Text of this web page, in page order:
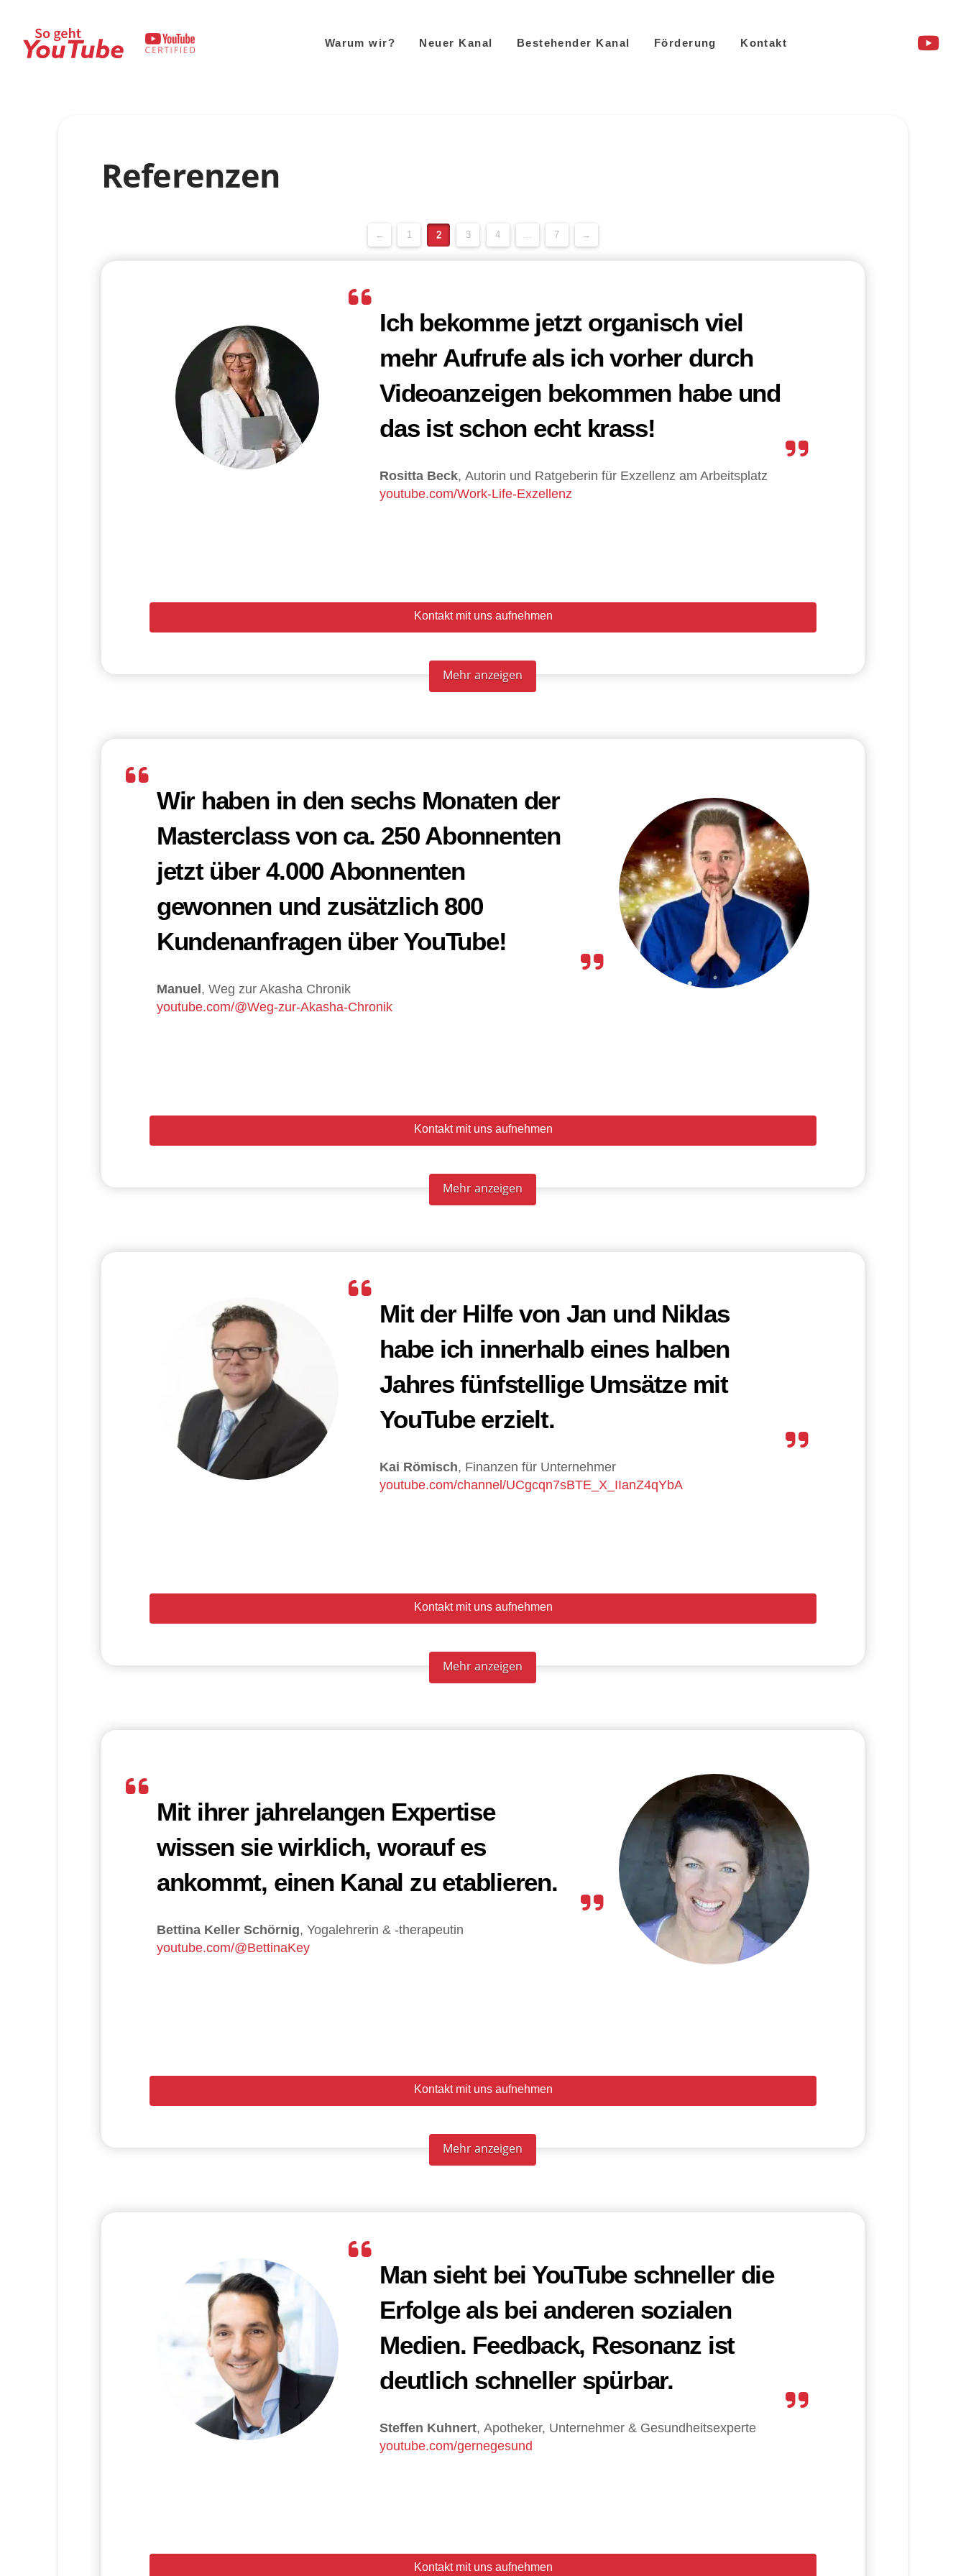
Warum wir? Neuer Kanal Bestehender Kanal Förderung Kontakt
Referenzen
← 1 2 3 4 7 →
Ich bekomme jetzt organisch viel
mehr Aufrufe als ich vorher durch
Videoanzeigen bekommen habe und
das ist schon echt krass!
Rositta Beck,Autorin und Ratgeberin für Exzellenz am Arbeitsplatz
youtube.com/Work-Life-Exzellenz
Kontakt mit uns aufnehmen
Mehr anzeigen
Wir haben in den sechs Monaten der
Masterclass von ca. 250 Abonnenten
jetzt über 4.000 Abonnenten
gewonnen und zusätzlich 800
Kundenanfragen über YouTube!
Manuel , Weg zur Akasha Chronik
youtube.com/@Weg-zur-Akasha-Chronik
Kontakt mit uns aufnehmen
Mehr anzeigen
Mit der Hilfe von Jan und Niklas
habe ich innerhalb eines halben
Jahres fünfstellige Umsätze mit
YouTube erzielt.
Kai Römisch, Finanzen für Unternehmer
youtube.com/channel/UCgcqn7sBTE_X_IIanZ4qYbA
Kontakt mit uns aufnehmen
Mehr anzeigen
Mit ihrer jahrelangen Expertise
wissen sie wirklich, worauf es
ankommt, einen Kanal zu etablieren.
Bettina Keller Schörnig, Yogalehrerin & -therapeutin
youtube.com/@BettinaKey
Kontakt mit uns aufnehmen
Mehr anzeigen
Man sieht bei YouTube schneller die
Erfolge als bei anderen sozialen
Medien. Feedback, Resonanz ist
deutlich schneller spürbar.
Steffen Kuhnert,Apotheker, Unternehmer & Gesundheitsexperte
youtube.com/gernegesund
Kontakt mit uns aufnehmen